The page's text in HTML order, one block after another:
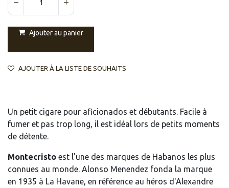
Ajouter au panier
AJOUTER À LA LISTE DE SOUHAITS
Un petit cigare pour aficionados et débutants. Facile à
fumer et pas trop long, il est idéal lors de petits moments
de détente.
Montecristo est l'une des marques de Habanos les plus
connues au monde. Alonso Menendez fonda la marque
en 1935 à La Havane, en référence au héros d'Alexandre